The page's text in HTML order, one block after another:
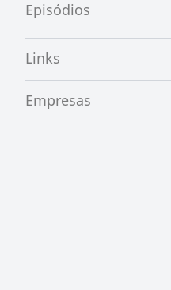
Episódios
Links
Empresas